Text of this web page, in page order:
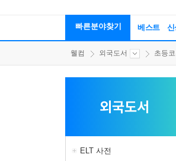
빠른분야찾기 베스트 신
웰컴 외국도서 초등
외국도서
ELT 사전